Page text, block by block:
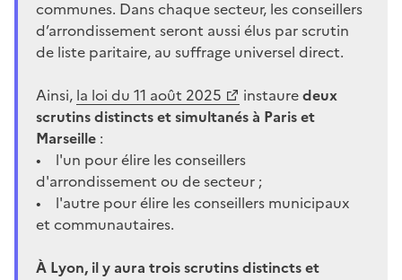
communes. Dans chaque secteur, les conseillers
d’arrondissement seront aussi élus par scrutin
de liste paritaire, au suffrage universel direct.
Ainsi, la loi du 11 août 2025 instauredeux
scrutins distincts et simultanés à Paris et
Marseille :
• l'un pour élire les conseillers
d'arrondissement ou de secteur ;
• l'autre pour élire les conseillers municipaux
et communautaires.
À Lyon, il y aura trois scrutins distincts et